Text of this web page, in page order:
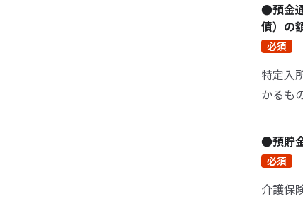
●預金
債）の
必須
特定入
かるも
●預貯
必須
介護保